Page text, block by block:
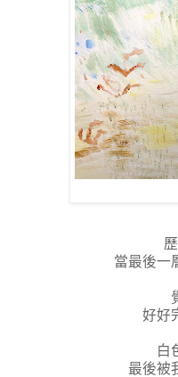
當最後一
好好
白
最後被